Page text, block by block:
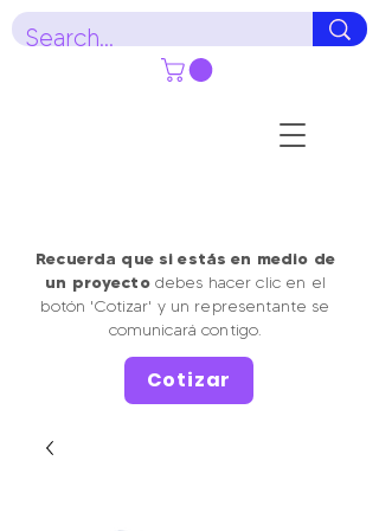
Recuerda que si estás en medio de
un proyectodebes hacer clic en el
botón 'Cotizar' y un representante se
comunicará contigo.
Cotizar